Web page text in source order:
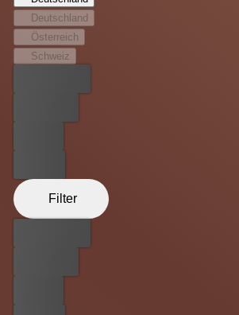
Deutschland
Österreich
Schweiz
Filter